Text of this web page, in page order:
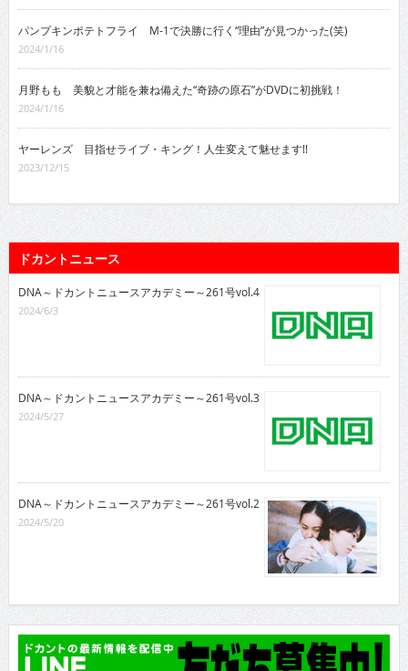
パンプキンポテトフライ M-1で決勝に行く“理由”が見つかった(笑)
2024/1/16
月野もも 美貌と才能を兼ね備えた“奇跡の原石”がDVDに初挑戦！
2024/1/16
ヤーレンズ 目指せライブ・キング！人生変えて魅せます!!
2023/12/15
ドカントニュース
DNA～ドカントニュースアカデミー～261号vol.4
2024/6/3
DNA～ドカントニュースアカデミー～261号vol.3
2024/5/27
DNA～ドカントニュースアカデミー～261号vol.2
2024/5/20